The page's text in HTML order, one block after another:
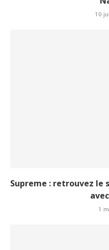
10
Supreme : retrouvez le
1